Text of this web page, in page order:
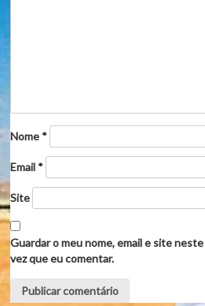
Nome *
Email *
Site
Guardar o meu nome, email e site
vez que eu comentar.